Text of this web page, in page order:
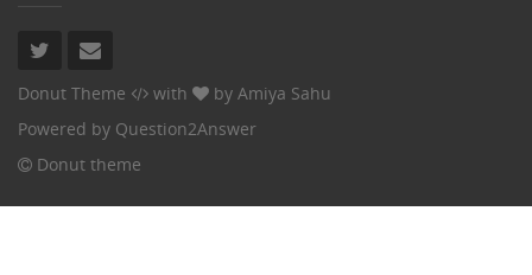
Donut Theme with by Amiya Sahu
Powered by Question2Answer
Donut theme